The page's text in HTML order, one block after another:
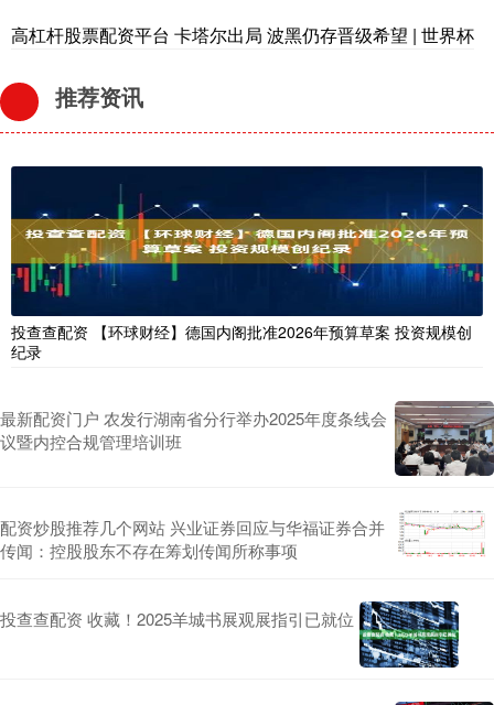
高杠杆股票配资平台 卡塔尔出局 波黑仍存晋级希望 | 世界杯
推荐资讯
投查查配资 【环球财经】德国内阁批准2026年预算草案 投资规模创
纪录
最新配资门户 农发行湖南省分行举办2025年度条线会
议暨内控合规管理培训班
配资炒股推荐几个网站 兴业证券回应与华福证券合并
传闻：控股股东不存在筹划传闻所称事项
投查查配资 收藏！2025羊城书展观展指引已就位